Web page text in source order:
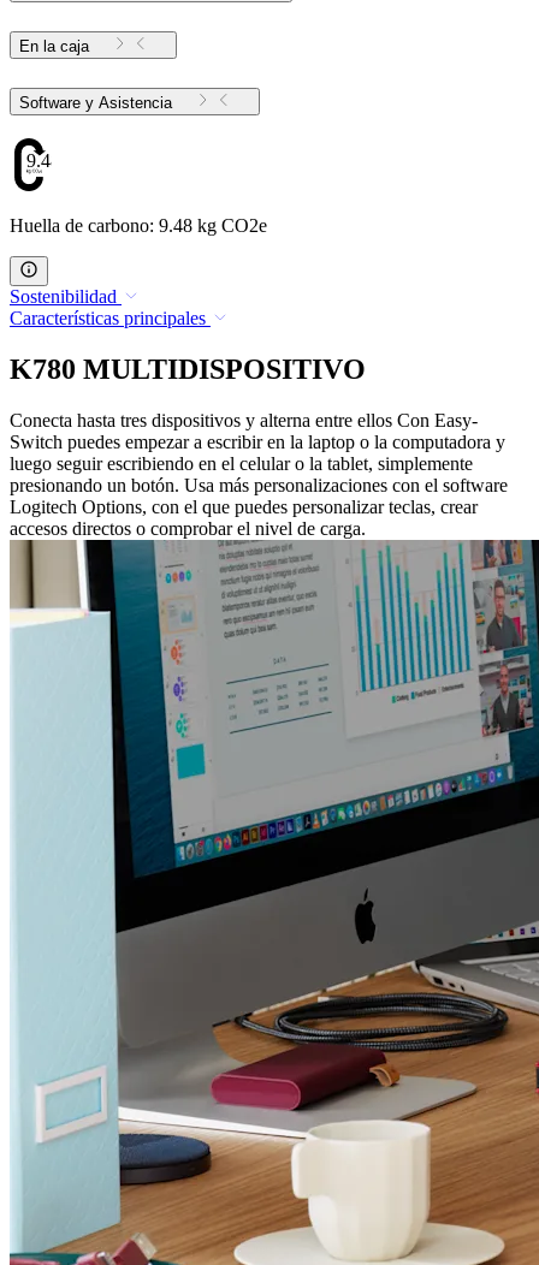
En la caja
Software y Asistencia
9.48
Huella de carbono: 9.48 kg CO2e
Sostenibilidad
Características principales
K780 MULTIDISPOSITIVO
Conecta hasta tres dispositivos y alterna entre ellos Con Easy-
Switch puedes empezar a escribir en la laptop o la computadora y
luego seguir escribiendo en el celular o la tablet, simplemente
presionando un botón. Usa más personalizaciones con el software
Logitech Options, con el que puedes personalizar teclas, crear
accesos directos o comprobar el nivel de carga.